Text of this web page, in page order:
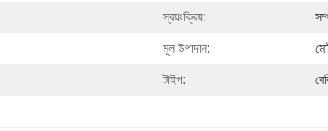
স্বয়ংক্রিয়:
মূল উপাদান:
টাইপ: